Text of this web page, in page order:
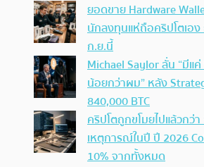
ยอดขาย Hardware
นักลงทุนแห่ถือคริปโตเอง
ก.ย.นี้
Michael Saylor ลั่น “มีแ
น้อยกว่าผม” หลัง
840,000 BTC
คริปโตถูกขโมยไปแล้วกว่
เหตุการณ์ในปี ปี 2026
10% จากทั้งหมด